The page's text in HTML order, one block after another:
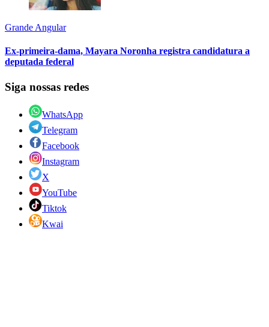
Grande Angular
Ex-primeira-dama, Mayara Noronha registra candidatura a
deputada federal
Siga nossas redes
WhatsApp
Telegram
Facebook
Instagram
X
YouTube
Tiktok
Kwai